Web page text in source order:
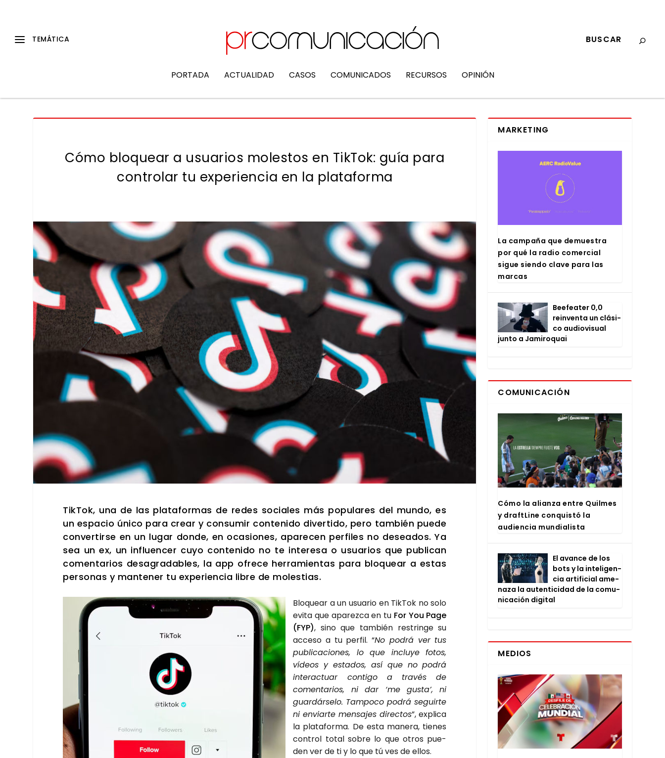
PORTADA ACTUALIDAD CASOS COMUNICADOS RECURSOS OPINIÓN
Cómo bloquear a usuarios molestos en TikTok: guía para
controlar tu experiencia en la plataforma
Tik­Tok, una de las pla­ta­for­mas de redes socia­les más popu­la­res del mun­do, es
un espa­cio úni­co para crear y con­su­mir con­te­ni­do diver­ti­do, pero tam­bién pue­de
con­ver­tir­se en un lugar don­de, en oca­sio­nes, apa­re­cen per­fi­les no desea­dos. Ya
sea un ex, un influen­cer cuyo con­te­ni­do no te intere­sa o usua­rios que publi­can
comen­ta­rios des­agra­da­bles, la app ofre­ce herra­mien­tas para blo­quear a estas
per­so­nas y man­te­ner tu expe­rien­cia libre de moles­tias.
Blo­quear a un usua­rio en Tik­Tok no solo
evi­ta que apa­rez­ca en tu For You Page
(FYP), sino que tam­bién res­trin­ge su
acce­so a tu per­fil. “No podrá ver tus
publi­ca­cio­nes, lo que inclu­ye fotos,
vídeos y esta­dos, así que no podrá
inter­ac­tuar con­ti­go a tra­vés de
comen­ta­rios, ni dar ‘me gus­ta’, ni
guar­dár­se­lo. Tam­po­co podrá seguir­te
ni enviar­te men­sa­jes direc­tos”, expli­ca
la pla­ta­for­ma. De esta mane­ra, tie­nes
con­trol total sobre lo que otros pue­
den ver de ti y lo que tú ves de ellos.
MARKETING
La cam­pa­ña que demues­tra
por qué la radio comer­cial
sigue sien­do cla­ve para las
mar­cas
Bee­fea­ter 0,0
rein­ven­ta un clá­si­
co audio­vi­sual
jun­to a Jami­ro­quai
COMUNICACIÓN
Cómo la alian­za entre Quil­mes
y draftLi­ne con­quis­tó la
audien­cia mun­dia­lis­ta
El avan­ce de los
bots y la inte­li­gen­
cia arti­fi­cial ame­
na­za la auten­ti­ci­dad de la comu­
ni­ca­ción digi­tal
MEDIOS